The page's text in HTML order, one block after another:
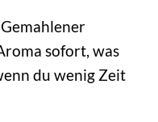
Gemahlener
sofort, was
du wenig Zeit